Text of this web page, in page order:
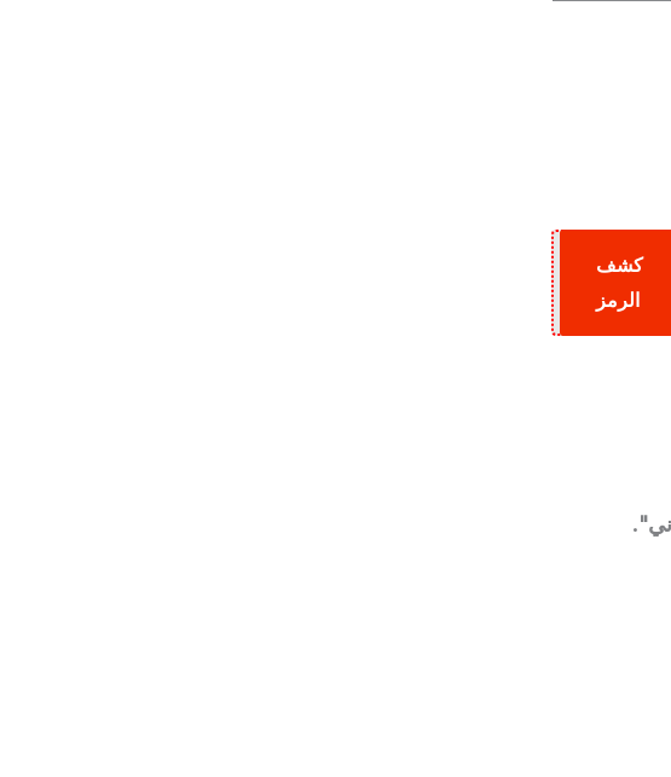
كشف
الرمز